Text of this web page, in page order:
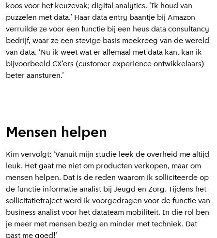
koos voor het keuzevak; digital analytics. ‘Ik houd van
puzzelen met data.’ Haar data entry baantje bij Amazon
verruilde ze voor een functie bij een heus data consultancy
bedrijf, waar ze een stevige basis meekreeg van de wereld
van data. ‘Nu ik weet wat er allemaal met data kan, kan ik
bijvoorbeeld CX’ers (customer experience ontwikkelaars)
beter aansturen.’
Mensen helpen
Kim vervolgt: ‘Vanuit mijn studie leek de overheid me altijd
leuk. Het gaat me niet om producten verkopen, maar om
mensen helpen. Dat is de reden waarom ik solliciteerde op
de functie informatie analist bij Jeugd en Zorg. Tijdens het
sollicitatietraject werd ik voorgedragen voor de functie van
business analist voor het datateam mobiliteit. In die rol ben
je meer met mensen bezig en minder met techniek. Dat
past me goed!’